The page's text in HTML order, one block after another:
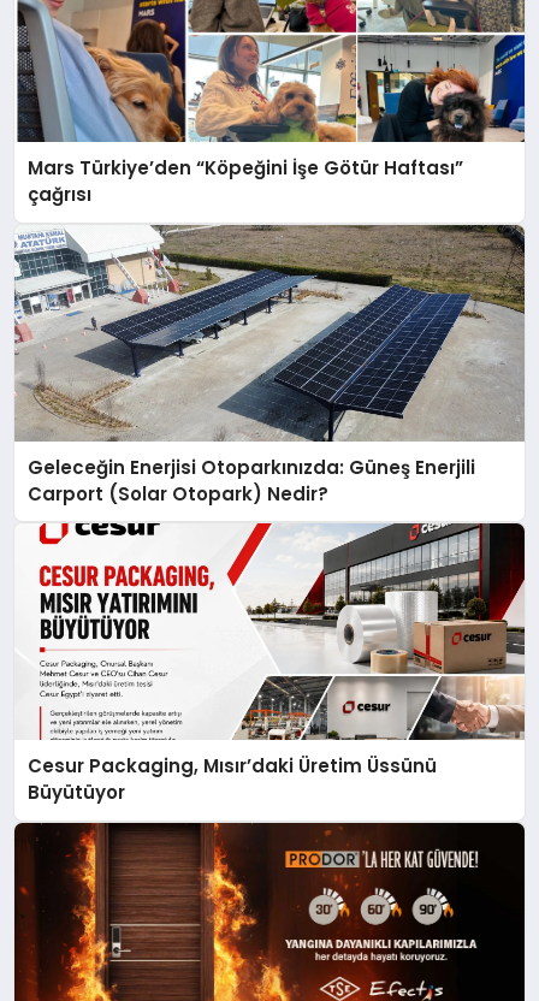
Mars Türkiye’den “Köpeğini İşe Götür Haftası”
çağrısı
Geleceğin Enerjisi Otoparkınızda: Güneş Enerjili
Carport (Solar Otopark) Nedir?
Cesur Packaging, Mısır’daki Üretim Üssünü
Büyütüyor